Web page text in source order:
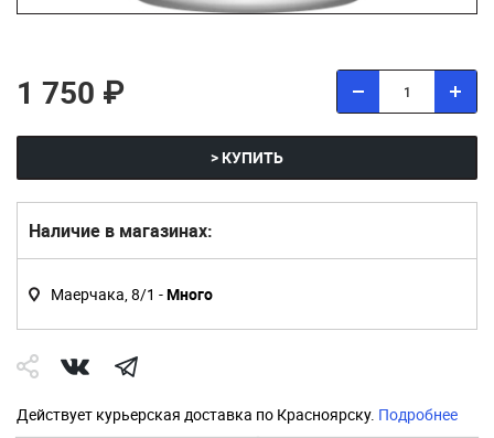
1 750 ₽
> КУПИТЬ
Наличие в магазинах:
Маерчака, 8/1 -Много
Действует курьерская доставка по Красноярску. Подробнее